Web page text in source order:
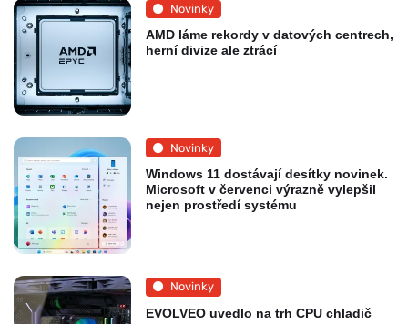
Novinky
AMD láme rekordy v datových centrech,
herní divize ale ztrácí
Novinky
Windows 11 dostávají desítky novinek.
Microsoft v červenci výrazně vylepšil
nejen prostředí systému
Novinky
EVOLVEO uvedlo na trh CPU chladič